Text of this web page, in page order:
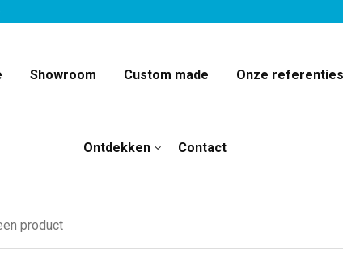
Showroom Custom made Onze referenties
Ontdekken Contact